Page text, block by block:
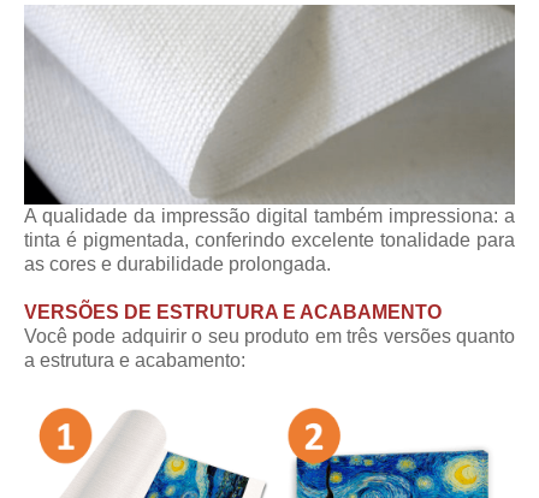
A qualidade da impressão digital também impressiona: a
tinta é pigmentada, conferindo excelente tonalidade para
as cores e durabilidade prolongada.
VERSÕES DE ESTRUTURA E ACABAMENTO
Você pode adquirir o seu produto em três versões quanto
a estrutura e acabamento: